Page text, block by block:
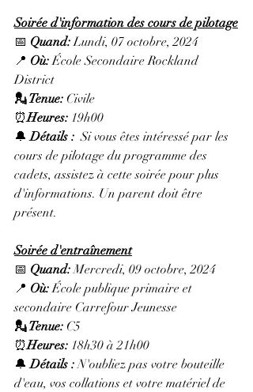
Soirée d'information des cours de pilotage
📅 Quand: Lundi, 07 octobre, 2024
📍 Où: École Secondaire Rockland
District
💂 Tenue: Civile
⏰Heures: 19h00
🔔 Détails : Si vous êtes intéressé par les
cours de pilotage du programme des
cadets, assistez à cette soirée pour plus
d'informations. Un parent doit être
présent.
Soirée d'entraînement
📅 Quand: Mercredi, 09 octobre, 2024
📍 Où: École publique primaire et
secondaire Carrefour Jeunesse
💂 Tenue: C5
⏰Heures: 18h30 à 21h00
🔔 Détails : N'oubliez pas votre bouteille
d'eau, vos collations et votre matériel de